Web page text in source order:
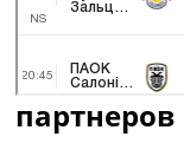
партнеров